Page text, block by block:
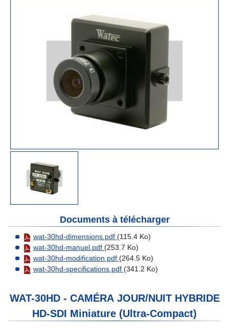
Documents à télécharger
wat-30hd-dimensions.pdf (115.4 Ko)
wat-30hd-manuel.pdf (253.7 Ko)
wat-30hd-modification.pdf (264.5 Ko)
wat-30hd-specifications.pdf (341.2 Ko)
WAT-30HD - CAMÉRA JOUR/NUIT HYBRIDE
HD-SDI Miniature (Ultra-Compact)